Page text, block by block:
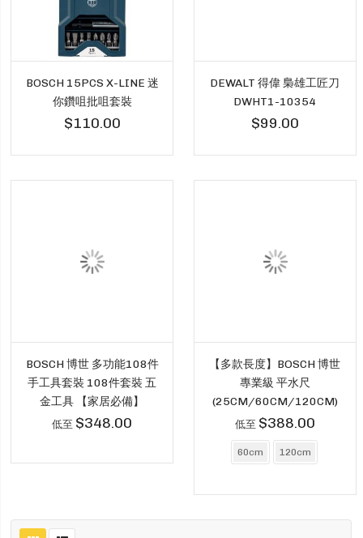
BOSCH 15PCS X-LINE 迷
你鑽咀批咀套裝
$110.00
DEWALT 得偉 梟雄工匠刀
DWHT1-10354
$99.00
BOSCH 博世 多功能108件
手工具套裝 108件套裝 五
金工具 【家居必備】
低至 $348.00
【多款長度】BOSCH 博世
專業級 平水尺
(25CM/60CM/120CM)
低至 $388.00
60cm 120cm